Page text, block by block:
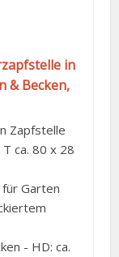
in
& Becken,
Zapfstelle
ca. 80 x 28
für Garten
- HD: ca.